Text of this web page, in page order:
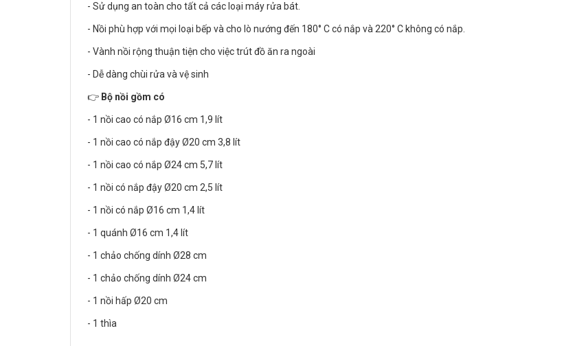
- Sử dụng an toàn cho tất cả các loại máy rửa bát.
- Nồi phù hợp với mọi loại bếp và cho lò nướng đến 180° C có nắp và 220° C không có nắp.
- Vành nồi rộng thuận tiện cho việc trút đồ ăn ra ngoài
- Dễ dàng chùi rửa và vệ sinh
👉 Bộ nồi gồm có
- 1 nồi cao có nắp Ø16 cm 1,9 lít
- 1 nồi cao có nắp đậy Ø20 cm 3,8 lít
- 1 nồi cao có nắp Ø24 cm 5,7 lít
- 1 nồi có nắp đậy Ø20 cm 2,5 lít
- 1 nồi có nắp Ø16 cm 1,4 lít
- 1 quánh Ø16 cm 1,4 lít
- 1 chảo chống dính Ø28 cm
- 1 chảo chống dính Ø24 cm
- 1 nồi hấp Ø20 cm
- 1 thìa